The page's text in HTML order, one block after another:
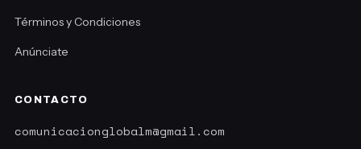
Términos y Condiciones
Anúnciate
CONTACTO
comunicacionglobalm@gmail.com